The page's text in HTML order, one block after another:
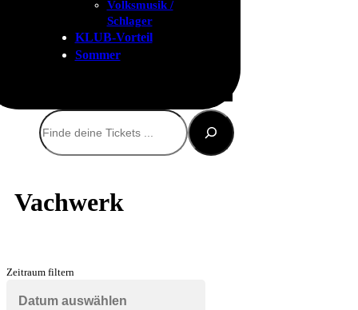
Volksmusik /
Schlager
KLUB-Vorteil
Sommer
Suchen
Vachwerk
Zeitraum filtern